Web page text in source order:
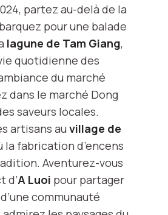
partez au-delà de la
pour une balade
lagune de Tam Giang,
quotidienne des
du marché
dans le marché Dong
saveurs locales.
artisans au village de
la fabrication d’encens
Aventurez-vous
d’A Luoi pour partager
communauté